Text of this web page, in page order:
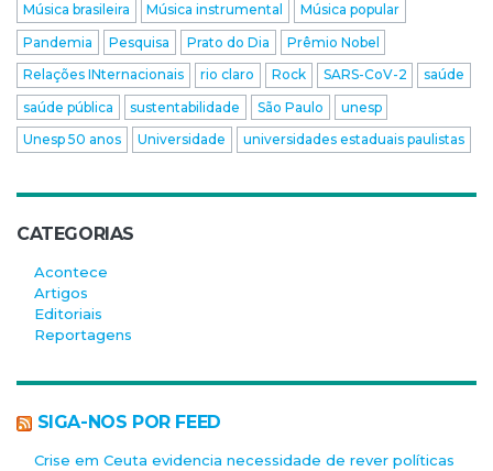
Música brasileira
Música instrumental
Música popular
Pandemia
Pesquisa Prato do Dia
Prêmio Nobel
Relações INternacionais
rio claro Rock SARS-CoV-2
saúde
saúde pública
sustentabilidade São Paulo
unesp
Unesp 50 anos
Universidade universidades estaduais paulistas
CATEGORIAS
Acontece
Artigos
Editoriais
Reportagens
SIGA-NOS POR FEED
Crise em Ceuta evidencia necessidade de rever políticas